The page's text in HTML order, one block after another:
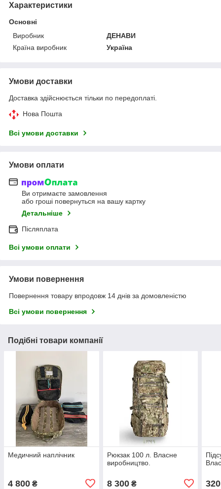
Характеристики
Основні
Виробник
ДЕНАВИ
Країна виробник
Україна
Умови доставки
Доставка здійснюється тільки по передоплаті.
Нова Пошта
Всі умови доставки
Умови оплати
Ви отримаєте замовлення
або гроші повернуться на вашу картку
Детальніше
Післяплата
Всі умови оплати
Умови повернення
Повернення товару впродовж 14 днів за домовленістю
Всі умови повернення
Подібні товари компанії
Медичний наплічник
4 800 ₴
Рюкзак 100 л. Власне
виробництво.
8 300₴ 320